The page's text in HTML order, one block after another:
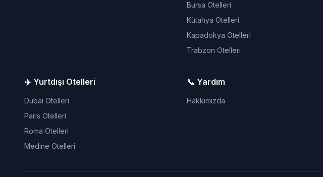
Bursa Otelleri
Kütahya Otelleri
Kapadokya Otelleri
Trabzon Otelleri
✈️ Yurtdışı Otelleri
Dubai Otelleri
Paris Otelleri
Roma Otelleri
Medine Otelleri
📞 Yardım
Hakkımızda